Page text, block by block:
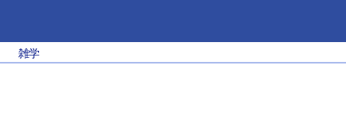
雑学